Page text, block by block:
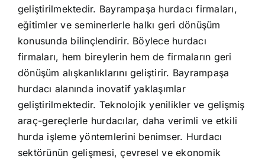
geliştirilmektedir. Bayrampaşa hurdacı firmaları,
eğitimler ve seminerlerle halkı geri dönüşüm
konusunda bilinçlendirir. Böylece hurdacı
firmaları, hem bireylerin hem de firmaların geri
dönüşüm alışkanlıklarını geliştirir. Bayrampaşa
hurdacı alanında inovatif yaklaşımlar
geliştirilmektedir. Teknolojik yenilikler ve gelişmiş
araç-gereçlerle hurdacılar, daha verimli ve etkili
hurda işleme yöntemlerini benimser. Hurdacı
sektörünün gelişmesi, çevresel ve ekonomik